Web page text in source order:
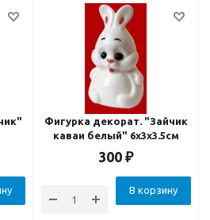
Фигурка декорат. "Зайчик
каваи белый" 6х3х3.5см
300 ₽
В корзину